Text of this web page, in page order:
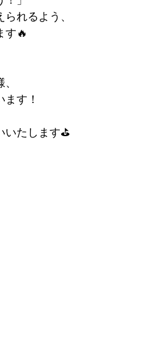
れるよう、
す🔥
す！
いたします⛳